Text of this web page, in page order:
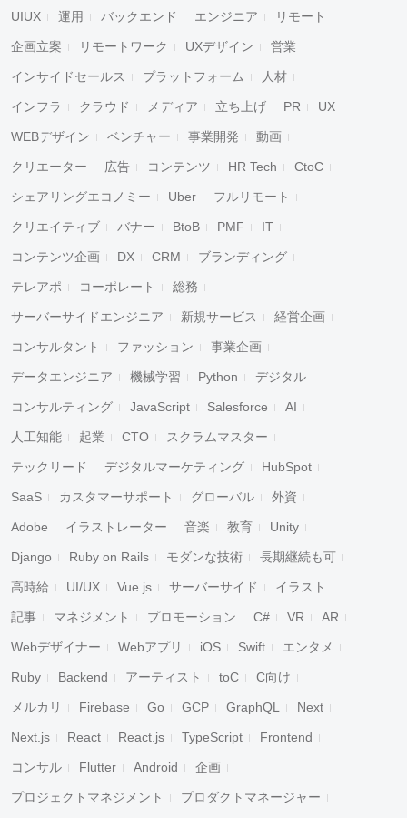
UIUX 運用 バックエンド エンジニア リモート
企画立案 リモートワーク UXデザイン 営業
インサイドセールス プラットフォーム 人材
インフラ クラウド メディア 立ち上げ PR UX
WEBデザイン ベンチャー 事業開発 動画
クリエーター 広告 コンテンツ HR Tech CtoC
シェアリングエコノミー Uber フルリモート
クリエイティブ バナー BtoB PMF IT
コンテンツ企画 DX CRM ブランディング
テレアポ コーポレート 総務
サーバーサイドエンジニア 新規サービス 経営企画
コンサルタント ファッション 事業企画
データエンジニア 機械学習 Python デジタル
コンサルティング JavaScript Salesforce AI
人工知能 起業 CTO スクラムマスター
テックリード デジタルマーケティング HubSpot
SaaS カスタマーサポート グローバル 外資
Adobe イラストレーター 音楽 教育 Unity
Django Ruby on Rails モダンな技術 長期継続も可
高時給 UI/UX Vue.js サーバーサイド イラスト
記事 マネジメント プロモーション C# VR AR
Webデザイナー Webアプリ iOS Swift エンタメ
Ruby Backend アーティスト toC C向け
メルカリ Firebase Go GCP GraphQL Next
Next.js React React.js TypeScript Frontend
コンサル Flutter Android 企画
プロジェクトマネジメント プロダクトマネージャー